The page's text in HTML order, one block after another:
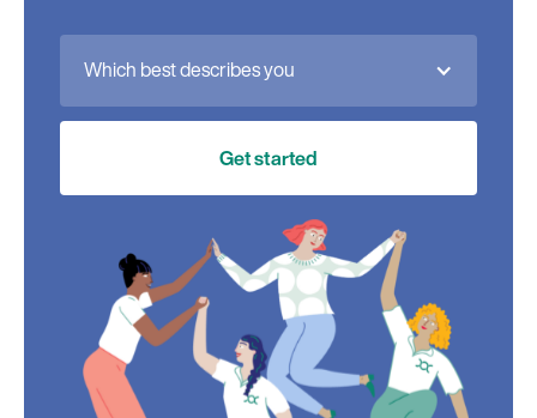
Which best describes you
Get started